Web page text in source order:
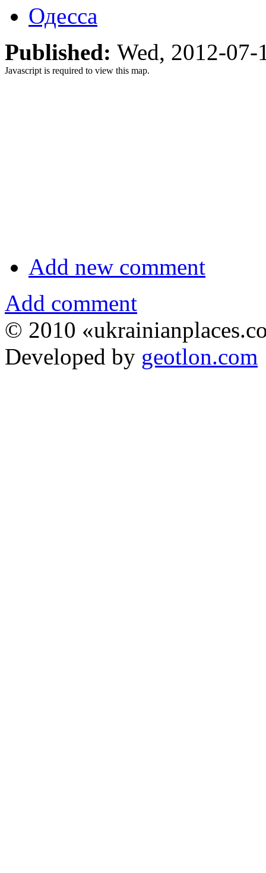
Одесса
Published: Wed, 2012-
Javascript is required to view this map.
Add new comment
Add comment
© 2010
Developed by geotlon.com